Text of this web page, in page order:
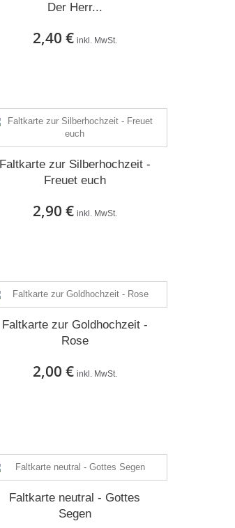
Der Herr...
2,40 € inkl. MwSt.
Faltkarte zur Silberhochzeit -
Freuet euch
2,90 € inkl. MwSt.
Faltkarte zur Goldhochzeit -
Rose
2,00 € inkl. MwSt.
Faltkarte neutral - Gottes
Segen